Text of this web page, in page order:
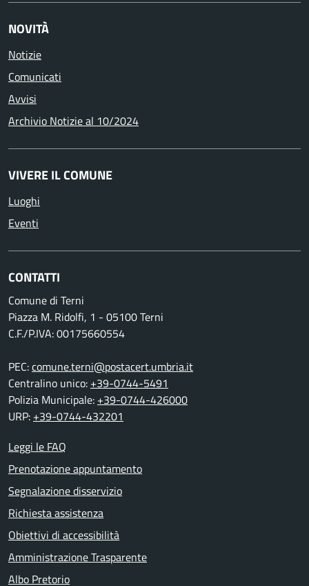
NOVITÀ
Notizie
Comunicati
Avvisi
Archivio Notizie al 10/2024
VIVERE IL COMUNE
Luoghi
Eventi
CONTATTI
Comune di Terni
Piazza M. Ridolfi, 1 - 05100 Terni
C.F./P.IVA: 00175660554
PEC:comune.terni@postacert.umbria.it
Centralino unico: +39-0744-5491
Polizia Municipale: +39-0744-426000
URP: +39-0744-432201
Leggi le FAQ
Prenotazione appuntamento
Segnalazione disservizio
Richiesta assistenza
Obiettivi di accessibilità
Amministrazione Trasparente
Albo Pretorio